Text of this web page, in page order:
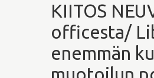
KIITOS
officesta/
enemmän